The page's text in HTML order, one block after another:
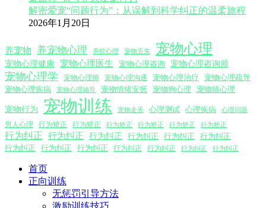
解密爱宠“问题行为”：从误解到科学纠正的温柔旅程
2026年1月20日
养宠物 养宠物心理 养蛇心理 宠物丢失 宠物心理
宠物心理健康 宠物心理医生 宠物心理咨询 宠物心理咨询师
宠物心理学 宠物心理师 宠物心理沟通 宠物心理治疗
宠物心理疏导
宠物心理疾病
宠物心理辅导 宠物情绪安抚 宠物狗心理 宠物猫心理
宠物行为 宠物训练 宠物走丢 心理测试 心理疾病 心理问题
男人心理 行为矫正 行为矫正 行为矫正 行为矫正 行为矫正 行为矫正
行为纠正 行为纠正 行为纠正 行为纠正 行为纠正
行为纠正
行为纠正
行为纠正 行为纠正 行为纠正 行为纠正 行为纠正 行为纠正
首页
正向训练
无惩罚引导方法
激励训练技巧